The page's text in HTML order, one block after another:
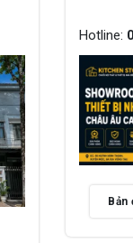
Hotline:
Bản